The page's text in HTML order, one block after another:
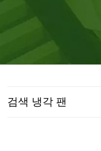
는 다양한 요구에 맞게 생
조 공장을 건설하여 최소
검색 냉각 팬